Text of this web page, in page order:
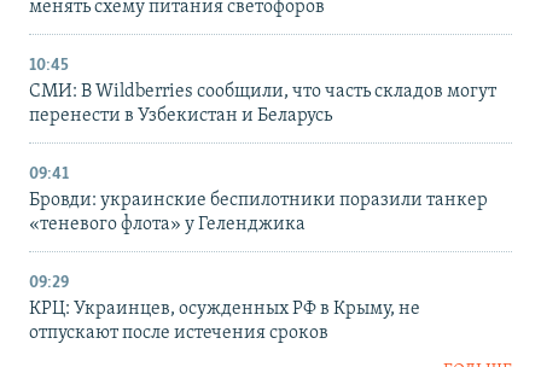
менять схему питания светофоров
10:45
СМИ: В Wildberries сообщили, что часть складов могут
перенести в Узбекистан и Беларусь
09:41
Бровди: украинские беспилотники поразили танкер
«теневого флота» у Геленджика
09:29
КРЦ: Украинцев, осужденных РФ в Крыму, не
отпускают после истечения сроков